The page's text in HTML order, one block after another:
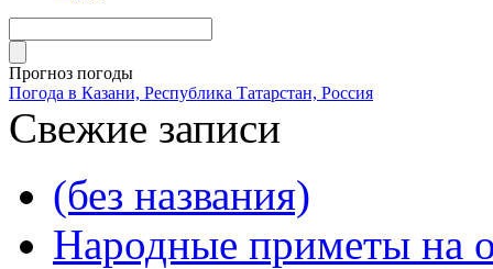
Прогноз погоды
Погода в Казани, Республика Татарстан, Россия
Свежие записи
(без названия)
Народные приметы на